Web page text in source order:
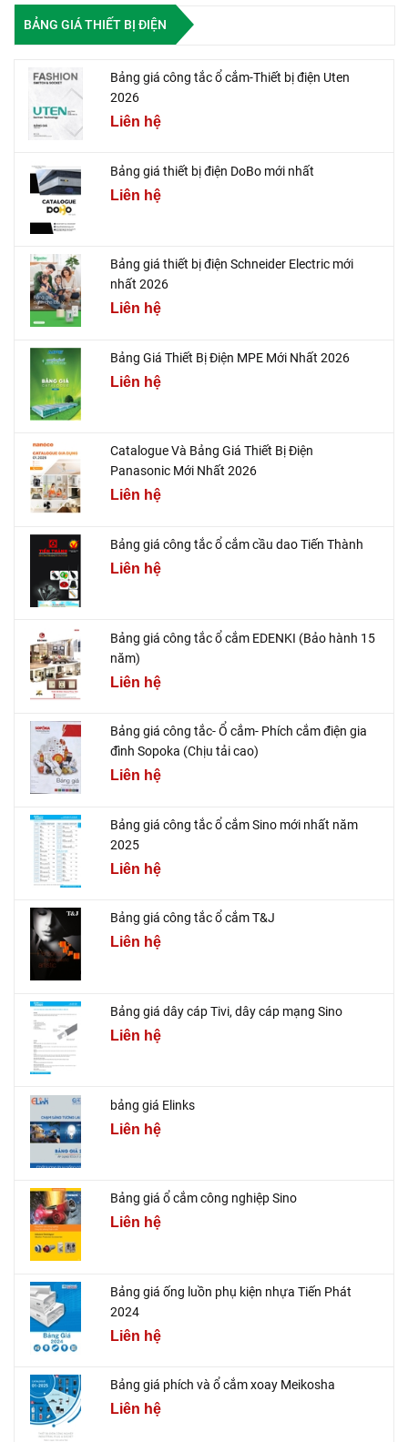
BẢNG GIÁ THIẾT BỊ ĐIỆN
Bảng giá công tắc ổ cắm-Thiết bị điện Uten
2026
Liên hệ
Bảng giá thiết bị điện DoBo mới nhất
Liên hệ
Bảng giá thiết bị điện Schneider Electric mới
nhất 2026
Liên hệ
Bảng Giá Thiết Bị Điện MPE Mới Nhất 2026
Liên hệ
Catalogue Và Bảng Giá Thiết Bị Điện
Panasonic Mới Nhất 2026
Liên hệ
Bảng giá công tắc ổ cắm cầu dao Tiến Thành
Liên hệ
Bảng giá công tắc ổ cắm EDENKI (Bảo hành 15
năm)
Liên hệ
Bảng giá công tắc- Ổ cắm- Phích cắm điện gia
đình Sopoka (Chịu tải cao)
Liên hệ
Bảng giá công tắc ổ cắm Sino mới nhất năm
2025
Liên hệ
Bảng giá công tắc ổ cắm T&J
Liên hệ
Bảng giá dây cáp Tivi, dây cáp mạng Sino
Liên hệ
bảng giá Elinks
Liên hệ
Bảng giá ổ cắm công nghiệp Sino
Liên hệ
Bảng giá ống luồn phụ kiện nhựa Tiến Phát
2024
Liên hệ
Bảng giá phích và ổ cắm xoay Meikosha
Liên hệ